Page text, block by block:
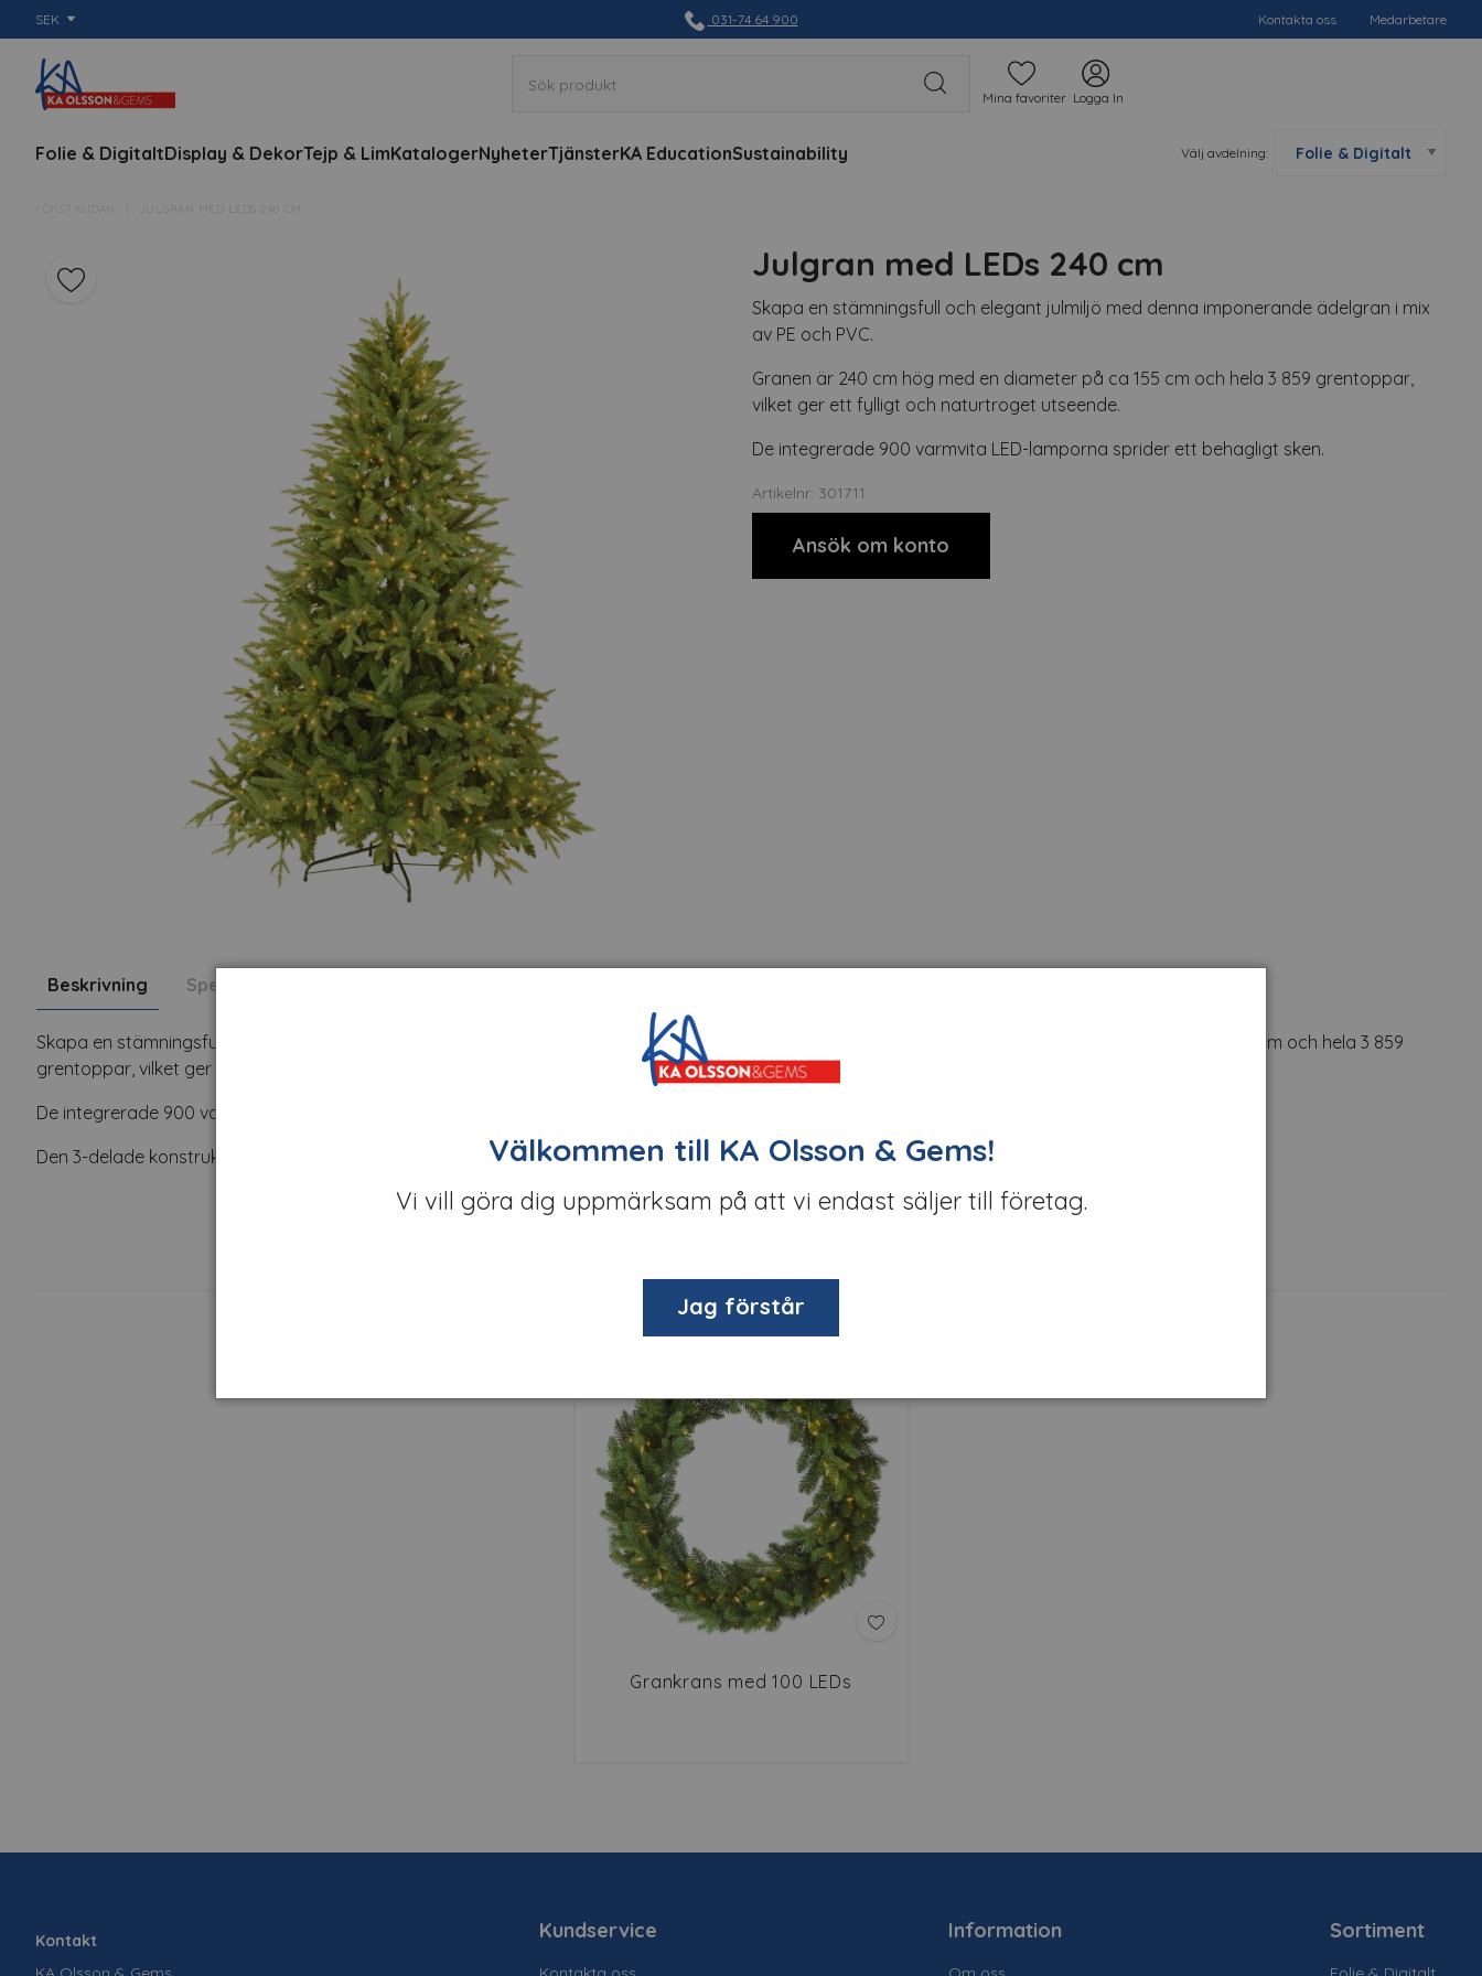
SEK Kontakta oss Medarbetare
031-74 64 900
Mina favoriter Logga In
Folie & DigitaltDisplay & DekorTejp & LimKatalogerNyheterTjänsterKA EducationSustainability Välj avdelning:
FÖRSTASIDAN JULGRAN MED LEDS 240 CM
Julgran med LEDs 240 cm
Skapa en stämningsfull och elegant julmiljö med denna imponerande ädelgran i mix
av PE och PVC.
Granen är 240 cm hög med en diameter på ca 155 cm och hela 3 859 grentoppar,
vilket ger ett fylligt och naturtroget utseende.
De integrerade 900 varmvita LED-lamporna sprider ett behagligt sken.
Artikelnr: 301711
Ansök om konto
Beskrivning Specifikation
Skapa en stämningsfull och elegant julmiljö med denna imponerande ädelgran i mix av PE och PVC. Granen är 240 cm hög med en diameter på ca 155 cm och hela 3 859
grentoppar, vilket ger ett fylligt och naturtroget utseende.
De integrerade 900 varmvita LED-lamporna sprider ett behagligt sken.
Den 3-delade konstruktionen med stabil metallfot gör monteringen enkel och smidig. En juldekoration som imponerar år efter år.
Relaterade produkter
Grankrans med 100 LEDs
Kontakt
Kundservice Information Sortiment
Välkommen till KA Olsson & Gems!
Vi vill göra dig uppmärksam på att vi endast säljer till företag.
Jag förstår